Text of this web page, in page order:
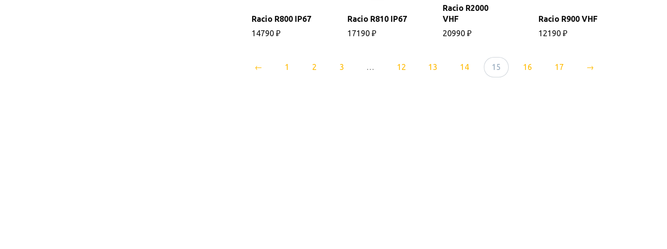
В
корзину
Racio R800 IP67
14790 ₽
В
корзину
Racio R810 IP67
17190 ₽
В
Racio R2000
VHF
20990 ₽
В
корзину
Racio R900 VHF
12190 ₽
← 1 2 3 … 12 13 14 15 16 17 →